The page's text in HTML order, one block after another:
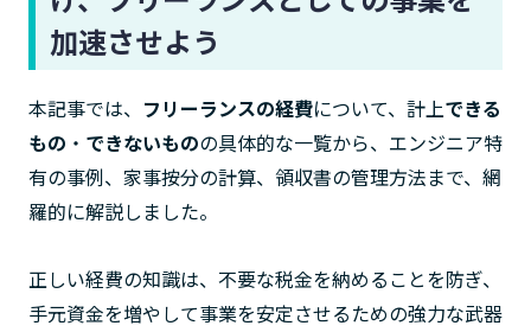
加速させよう
本記事では、 フリーランスの経費について、計上できる
もの ・ できないものの具体的な一覧から、エンジニア特
有の事例、家事按分の計算、領収書の管理方法まで、網
羅的に解説しました。
正しい経費の知識は、不要な税金を納めることを防ぎ、
手元資金を増やして事業を安定させるための強力な武器